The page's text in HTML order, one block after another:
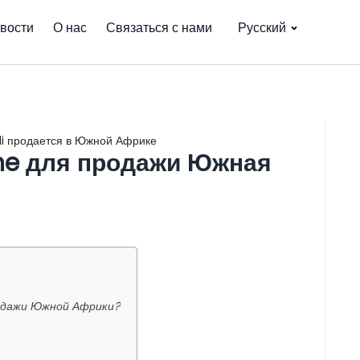
О нас Связаться с нами Русский
продается в Южной Африке
для продажи Южная
Южной Африки?